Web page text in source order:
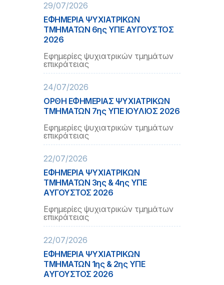
29/07/2026
ΕΦΗΜΕΡΙΑ ΨΥΧΙΑΤΡΙΚΩΝ
ΤΜΗΜΑΤΩΝ 6ης ΥΠΕ ΑΥΓΟΥΣΤΟΣ
2026
Εφημερίες ψυχιατρικών τμημάτων
επικράτειας
24/07/2026
ΟΡΘΗ ΕΦΗΜΕΡΙΑΣ ΨΥΧΙΑΤΡΙΚΩΝ
ΤΜΗΜΑΤΩΝ 7ης ΥΠΕ IOYΛΙΟΣ 2026
Εφημερίες ψυχιατρικών τμημάτων
επικράτειας
22/07/2026
ΕΦΗΜΕΡΙΑ ΨΥΧΙΑΤΡΙΚΩΝ
ΤΜΗΜΑΤΩΝ 3ης & 4ης ΥΠΕ
ΑΥΓΟΥΣΤΟΣ 2026
Εφημερίες ψυχιατρικών τμημάτων
επικράτειας
22/07/2026
ΕΦΗΜΕΡΙΑ ΨΥΧΙΑΤΡΙΚΩΝ
ΤΜΗΜΑΤΩΝ 1ης & 2ης ΥΠΕ
ΑΥΓΟΥΣΤΟΣ 2026